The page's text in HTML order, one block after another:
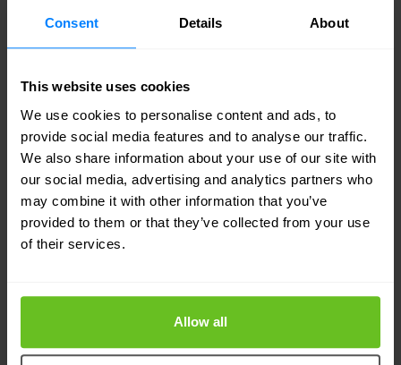
Consent Details About
This website uses cookies
We use cookies to personalise content and ads, to
provide social media features and to analyse our traffic.
We also share information about your use of our site with
our social media, advertising and analytics partners who
may combine it with other information that you’ve
provided to them or that they’ve collected from your use
of their services.
Allow all
Tim Fleur
Chief Legal Officer
Nomios Group